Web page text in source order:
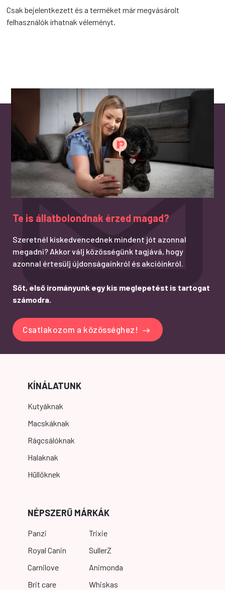
Csak bejelentkezett és a terméket már megvásárolt
felhasználók írhatnak véleményt.
Te is állatbolondnak érzed magad?
Szeretnél kiskedvencednek mindent jót azonnal
megadni? Akkor válj közösségünk tagjává, hogy
azonnal értesülj újdonságainkról és akcióinkról.
Sőt, első irományunk egy kis meglepetést is tartogat
számodra.
Csatlakozom a közösséghez!
KÍNÁLATUNK
Kutyáknak
Macskáknak
Rágcsálóknak
Halaknak
Hüllőknek
NÉPSZERŰ MÁRKÁK
Panzi
Royal Canin
Carnilove
Brit care
Trixie
SullerZ
Animonda
Whiskas